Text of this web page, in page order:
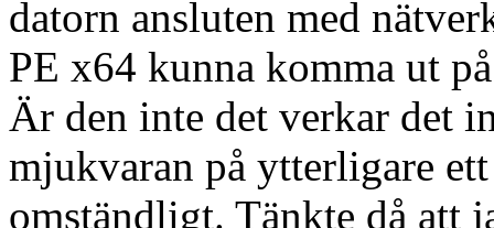
datorn ansluten med
PE x64 kunna komma ut
Är den inte det verkar det
mjukvaran på ytterligare
omständligt. Tänkte då att